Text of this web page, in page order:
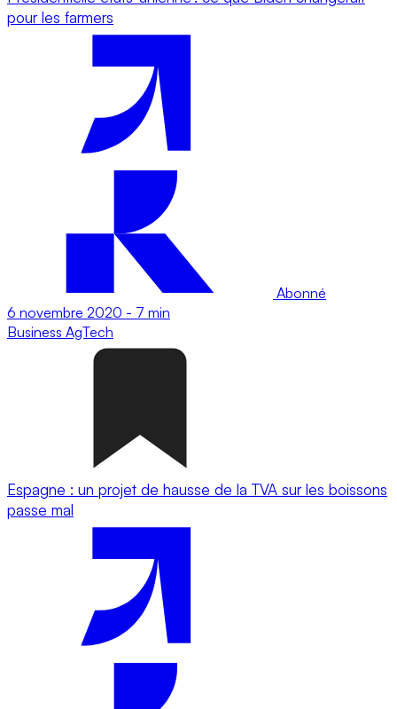
pour les farmers
Abonné
6 novembre 2020 - 7 min
Business AgTech
Espagne : un projet de hausse de la TVA sur les boissons
passe mal